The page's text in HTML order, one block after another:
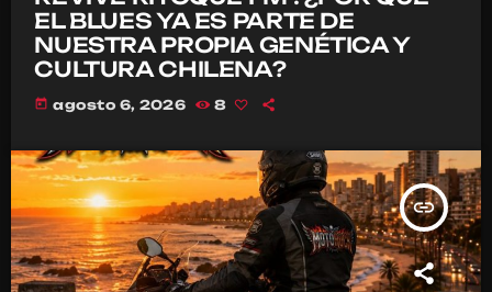
EL BLUES YA ES PARTE DE
NUESTRA PROPIA GENÉTICA Y
CULTURA CHILENA?
today agosto 6, 2026 8
insert_link